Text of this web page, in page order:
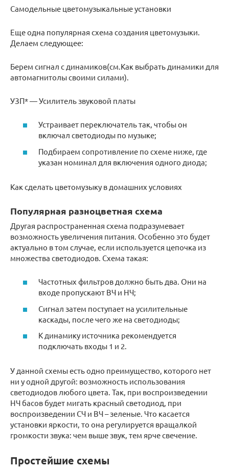
Самодельные цветомузыкальные установки
Еще одна популярная схема создания цветомузыки.
Делаем следующее:
Берем сигнал с динамиков(см.Как выбрать динамики для
автомагнитолы своими силами).
УЗП* — Усилитель звуковой платы
Устраивает переключатель так, чтобы он
включал светодиоды по музыке;
Подбираем сопротивление по схеме ниже, где
указан номинал для включения одного диода;
Как сделать цветомузыку в домашних условиях
Популярная разноцветная схема
Другая распространенная схема подразумевает
возможность увеличения питания. Особенно это будет
актуально в том случае, если используется цепочка из
множества светодиодов. Схема такая:
Частотных фильтров должно быть два. Они на
входе пропускают ВЧ и НЧ;
Сигнал затем поступает на усилительные
каскады, после чего же на светодиоды;
К динамику источника рекомендуется
подключать входы 1 и 2.
У данной схемы есть одно преимущество, которого нет
ни у одной другой: возможность использования
светодиодов любого цвета. Так, при воспроизведении
НЧ басов будет мигать красный светодиод, при
воспроизведении СЧ и ВЧ – зеленые. Что касается
установки яркости, то она регулируется вращалкой
громкости звука: чем выше звук, тем ярче свечение.
Простейшие схемы